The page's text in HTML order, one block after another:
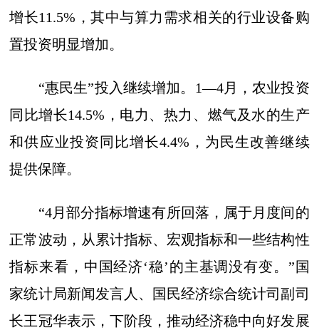
增长11.5%，其中与算力需求相关的行业设备购
置投资明显增加。
“惠民生”投入继续增加。1—4月，农业投资
同比增长14.5%，电力、热力、燃气及水的生产
和供应业投资同比增长4.4%，为民生改善继续
提供保障。
“4月部分指标增速有所回落，属于月度间的
正常波动，从累计指标、宏观指标和一些结构性
指标来看，中国经济‘稳’的主基调没有变。”国
家统计局新闻发言人、国民经济综合统计司副司
长王冠华表示，下阶段，推动经济稳中向好发展